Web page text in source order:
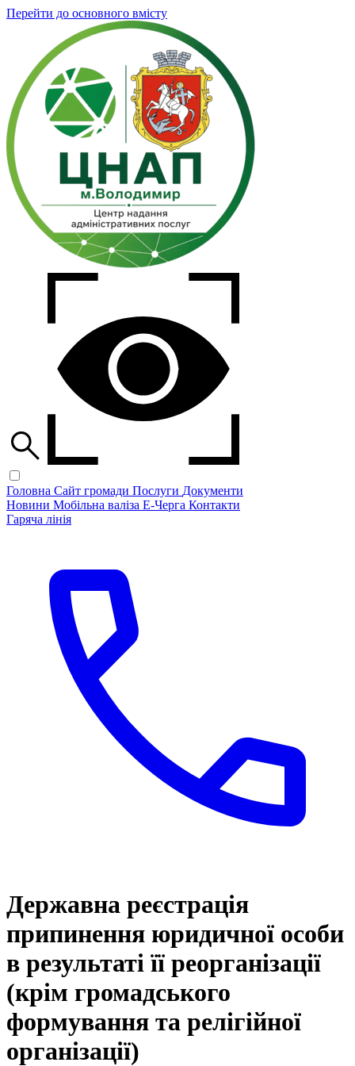
Перейти до основного вмісту
Головна Сайт громади Послуги Документи
Новини Мобільна валіза Е-Черга Контакти
Гаряча лінія
Державна реєстрація
припинення юридичної особи
в результаті її реорганізації
(крім громадського
формування та релігійної
організації)